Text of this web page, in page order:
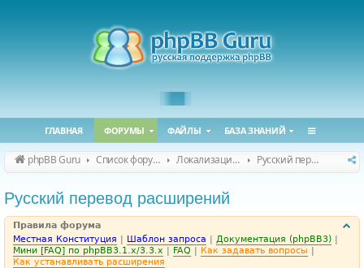
ГЛАВНАЯ ФОРУМЫ ФАЙЛЫ БАЗА ЗНАНИЙ
phpBB Guru Список форумов Локализация phpBB Русский перевод расширений
Русский перевод расширений
Правила форума
Местная Конституция | Шаблон запроса | Документация (phpBB3) |
Мини [FAQ] по phpBB3.1.x/3.3.x | FAQ | Как задавать вопросы |
Как устанавливать расширения